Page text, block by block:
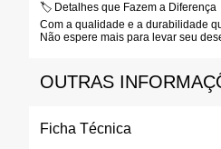
🏷️ Detalhes que Fazem a Diferença
Com a qualidade e a durabilidade
Não espere mais para levar seu
OUTRAS
Ficha Técnica